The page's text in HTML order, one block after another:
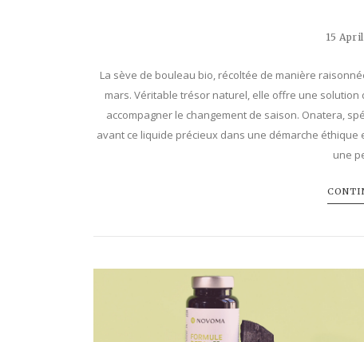
15
La sève de bouleau bio, récoltée de manière
mars. Véritable trésor naturel, elle offre une
accompagner le changement de saison. Onatera,
avant ce liquide précieux dans une démarche
une